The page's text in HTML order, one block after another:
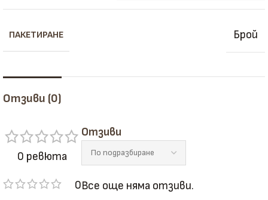
ПАКЕТИРАНЕ Брой
Отзиви (0)
0 ревюта
0
Отзиви
Все още няма отзиви.